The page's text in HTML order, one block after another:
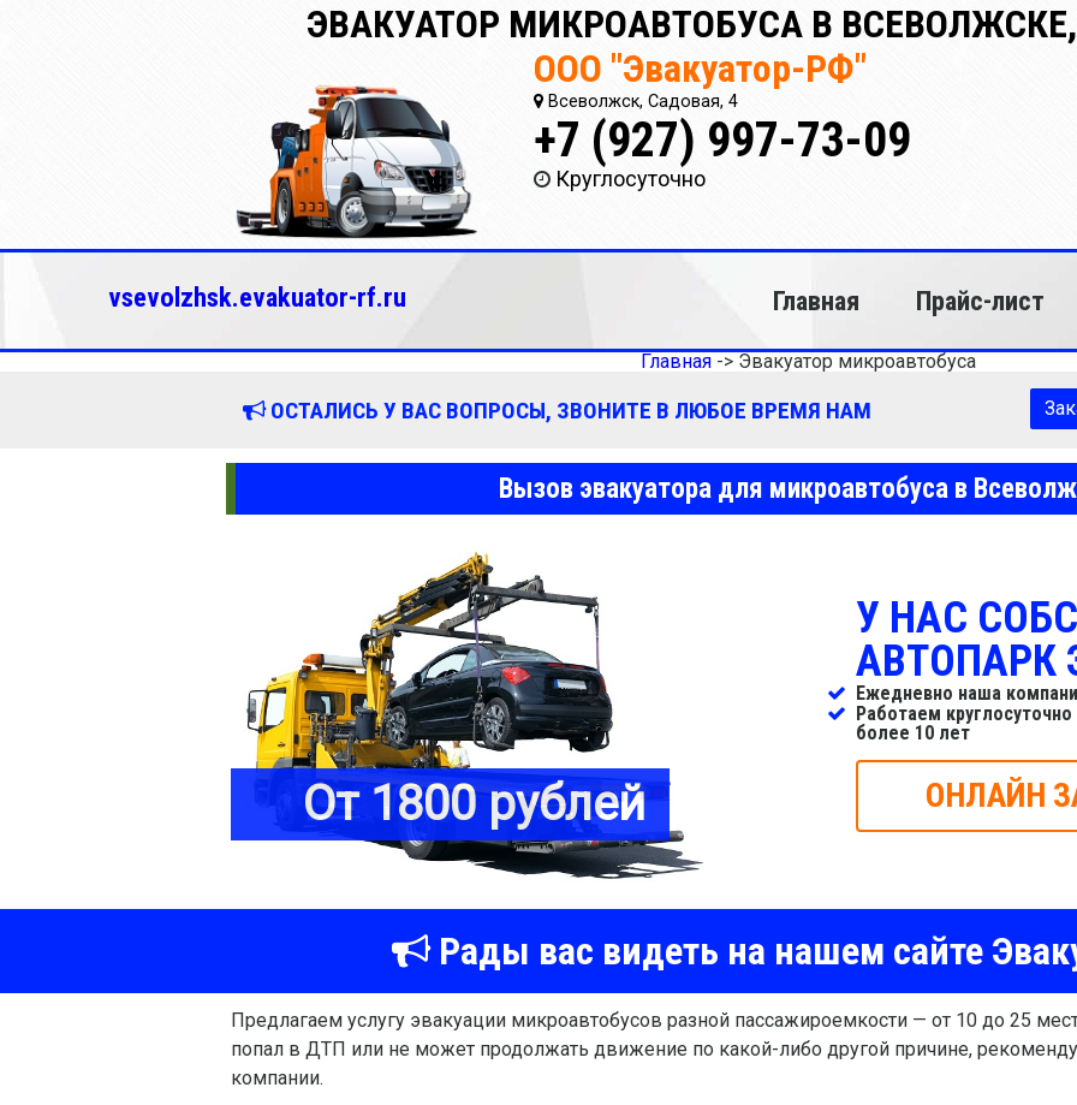
ЭВАКУАТОР МИКРОАВТОБУСА В
ООО "Эвакуатор-РФ"
Всеволжск, Садовая, 4
+7 (927) 997-73-09
Круглосуточно
vsevolzhsk.evakuator-rf.ru Главная Прайс-лист
Главная-> Эвакуатор микроавтобуса
ОСТАЛИСЬ У ВАС ВОПРОСЫ, ЗВОНИТЕ В ЛЮБОЕ ВРЕМЯ НАМ
Вызов эвакуатора для микроавтобуса в
От 1800 рублей
У НАС
АВТОПАРК
Ежедневно наша
Работаем
более 10 лет
ОНЛАЙН
Рады вас видеть на нашем сайте
Предлагаем услугу эвакуации микроавтобусов разной пассажироемкости — от 10 до 25
попал в ДТП или не может продолжать движение по какой-либо другой причине,
компании.